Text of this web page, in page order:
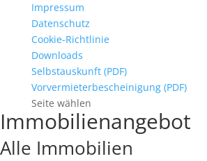
Impressum
Datenschutz
Cookie-Richtlinie
Downloads
Selbstauskunft (PDF)
Vorvermieterbescheinigung (PDF)
Seite wählen
Immobilien­angebot
Alle Immobilien